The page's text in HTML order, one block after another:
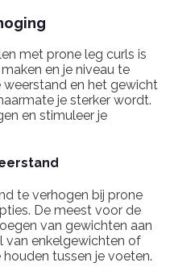
met prone leg curls is
en je niveau te
en het gewicht
je sterker wordt.
en stimuleer je
te verhogen bij prone
De meest voor de
van gewichten aan
van enkelgewichten of
tussen je voeten.